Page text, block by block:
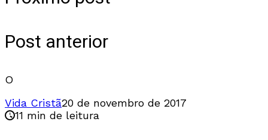
Post anterior
O
Vida Cristã20 de novembro de 2017
11 min de leitura